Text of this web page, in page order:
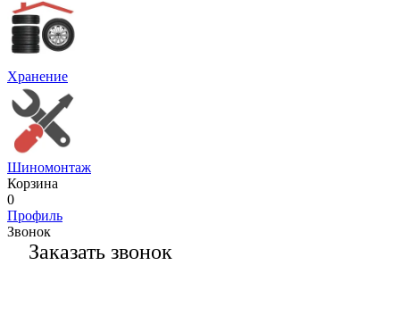
Хранение
Шиномонтаж
Корзина
0
Профиль
Звонок
Заказать звонок